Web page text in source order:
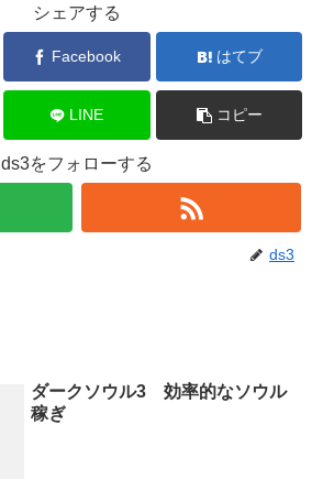
シェアする
Facebook はてブ
LINE コピー
ds3をフォローする
ds3
ダークソウル3 効率的なソウル
稼ぎ